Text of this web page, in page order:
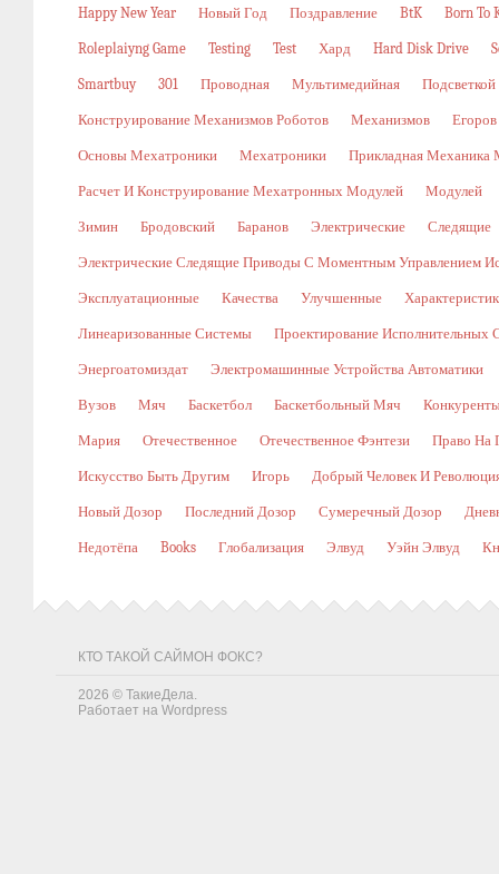
Happy New Year Новый Год Поздравление BtK Born To
Roleplaiyng Game Testing Test Хард Hard Disk Drive
Smartbuy 301 Проводная Мультимедийная Подсветкой
Конструирование Механизмов Роботов Механизмов
Основы Мехатроники Мехатроники Прикладная Механика
Расчет И Конструирование Мехатронных Модулей Модулей
Зимин Бродовский Баранов Электрические Следящие
Электрические Следящие Приводы С Моментным Управлением
Эксплуатационные Качества Улучшенные
Линеаризованные Системы Проектирование Исполнительных
Энергоатомиздат Электромашинные Устройства Автоматики
Вузов Мяч Баскетбол Баскетбольный Мяч
Мария Отечественное Отечественное Фэнтези Право На
Искусство Быть Другим Игорь Добрый Человек И
Новый Дозор Последний Дозор Сумеречный Дозор
Недотёпа Books Глобализация Элвуд Уэйн Элвуд
КТО ТАКОЙ САЙМОН ФОКС?
2026 © ТакиеДела.
Работает на Wordpress